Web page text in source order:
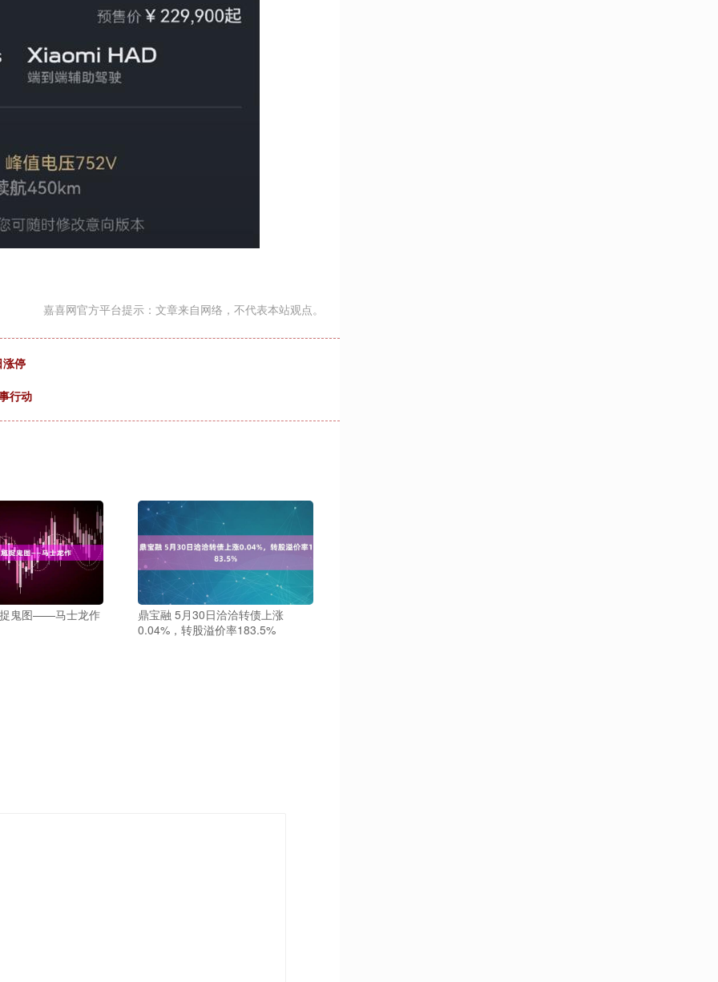
嘉喜网官方平台提示：文章来自网络，不代表本站观点。
涨停
行动
鬼图——马士龙作
鼎宝融 5月30日洽洽转债上涨
0.04%，转股溢价率183.5%